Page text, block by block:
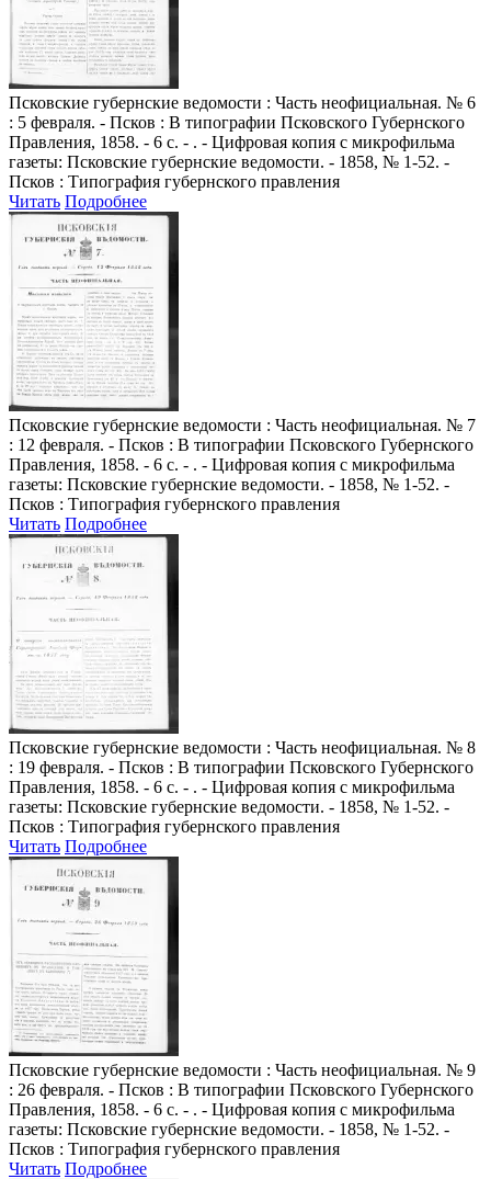
Псковские губернские ведомости : Часть неофициальная. № 6
: 5 февраля. - Псков : В типографии Псковского Губернского
Правления, 1858. - 6 с. - . - Цифровая копия с микрофильма
газеты: Псковские губернские ведомости. - 1858, № 1-52. -
Псков : Типография губернского правления
Читать Подробнее
Псковские губернские ведомости : Часть неофициальная. № 7
: 12 февраля. - Псков : В типографии Псковского Губернского
Правления, 1858. - 6 с. - . - Цифровая копия с микрофильма
газеты: Псковские губернские ведомости. - 1858, № 1-52. -
Псков : Типография губернского правления
Читать Подробнее
Псковские губернские ведомости : Часть неофициальная. № 8
: 19 февраля. - Псков : В типографии Псковского Губернского
Правления, 1858. - 6 с. - . - Цифровая копия с микрофильма
газеты: Псковские губернские ведомости. - 1858, № 1-52. -
Псков : Типография губернского правления
Читать Подробнее
Псковские губернские ведомости : Часть неофициальная. № 9
: 26 февраля. - Псков : В типографии Псковского Губернского
Правления, 1858. - 6 с. - . - Цифровая копия с микрофильма
газеты: Псковские губернские ведомости. - 1858, № 1-52. -
Псков : Типография губернского правления
Читать Подробнее